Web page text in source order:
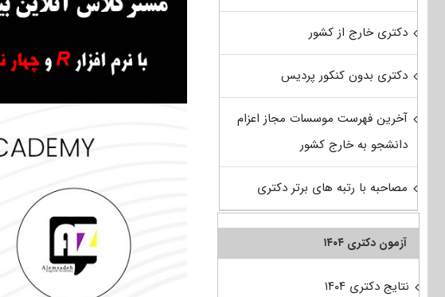
دکتری خارج از کشور
دکتری بدون کنکور پردیس
آخرین فهرست موسسات مجاز اعزام
دانشجو به خارج کشور
مصاحبه با رتبه های برتر دکتری
آزمون دکتری ۱۴۰۴
نتایج دکتری ۱۴۰۴